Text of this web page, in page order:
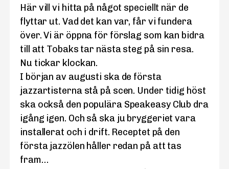
Här vill vi hitta på något speciellt när de
flyttar ut. Vad det kan var, får vi fundera
över. Vi är öppna för förslag som kan bidra
till att Tobaks tar nästa steg på sin resa.
Nu tickar klockan.
I början av augusti ska de första
jazzartisterna stå på scen. Under tidig höst
ska också den populära Speakeasy Club dra
igång igen. Och så ska ju bryggeriet vara
installerat och i drift. Receptet på den
första jazzölen håller redan på att tas
fram…